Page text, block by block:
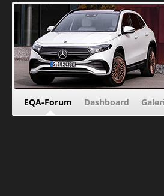
EQA-Forum Dashboard